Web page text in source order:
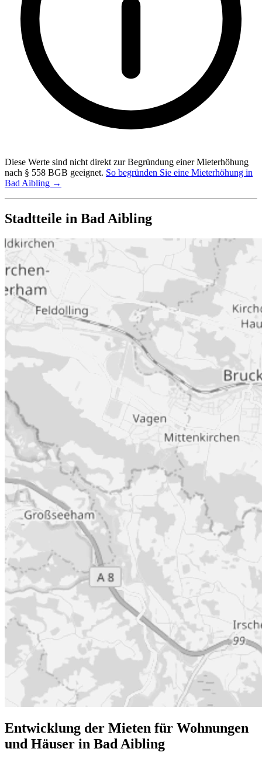
Diese Werte sind nicht direkt zur Begründung einer Mieterhöhung
nach § 558 BGB geeignet. So begründen Sie eine Mieterhöhung in
Bad Aibling →
Stadtteile in Bad Aibling
Entwicklung der Mieten für Wohnungen
und Häuser in Bad Aibling